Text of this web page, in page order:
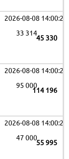
2026-08-08 14:00:29
45 330
33 314
2026-08-08 14:00:29
114 196
95 000
2026-08-08 14:00:29
55 995
47 000